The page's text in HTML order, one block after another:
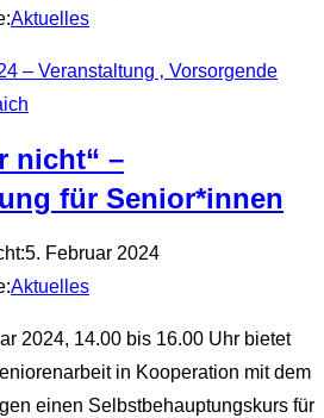
Aktuelles
– Veranstaltung ‚ Vorsorgende
nicht“ –
für Senior*innen
5. Februar 2024
Aktuelles
2024, 14.00 bis 16.00 Uhr bietet
in Kooperation mit dem
einen Selbstbehauptungskurs für